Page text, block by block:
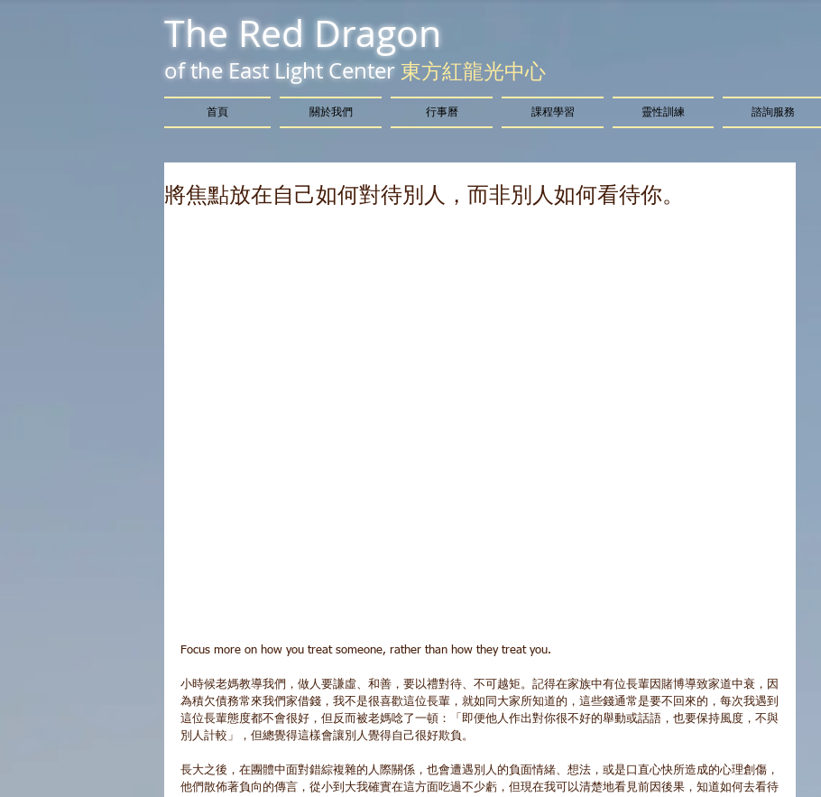
The Red Dragon
of the East Light Center 東方紅龍光中心
首頁 關於我們 行事曆 課程學習 靈性訓練 諮詢服務
將焦點放在自己如何對待別人，而非別人如何看待你。
Focus more on how you treat someone, rather than how they treat you.
小時候老媽教導我們，做人要謙虛、和善，要以禮對待、不可越矩。記得在家族中有位長輩因賭博導致家道中衰，因
為積欠債務常來我們家借錢，我不是很喜歡這位長輩，就如同大家所知道的，這些錢通常是要不回來的，每次我遇到
這位長輩態度都不會很好，但反而被老媽唸了一頓：「即便他人作出對你很不好的舉動或話語，也要保持風度，不與
別人計較」，但總覺得這樣會讓別人覺得自己很好欺負。
長大之後，在團體中面對錯綜複雜的人際關係，也會遭遇別人的負面情緒、想法，或是口直心快所造成的心理創傷，
他們散佈著負向的傳言，從小到大我確實在這方面吃過不少虧，但現在我可以清楚地看見前因後果，知道如何去看待